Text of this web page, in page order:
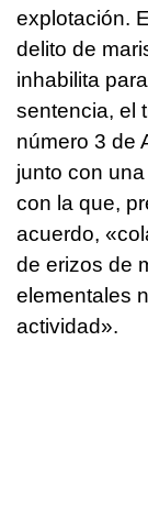
explotación.
delito de
inhabilita
sentencia, el
número 3 de
junto con
con la que,
acuerdo,
de erizos de
elementales
actividad».